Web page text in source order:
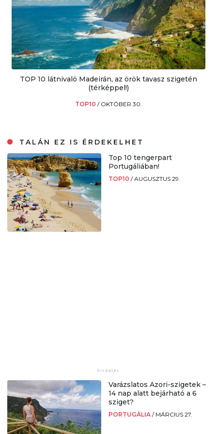
TOP 10 látnivaló Madeirán, az örök tavasz szigetén
(térképpel!)
TOP10 / OKTÓBER 30.
TALÁN EZ IS ÉRDEKELHET
Top 10 tengerpart
Portugáliában!
TOP10 /AUGUSZTUS 29.
Varázslatos Azori-szigetek –
14 nap alatt bejárható a 6
sziget?
PORTUGÁLIA / MÁRCIUS 27.